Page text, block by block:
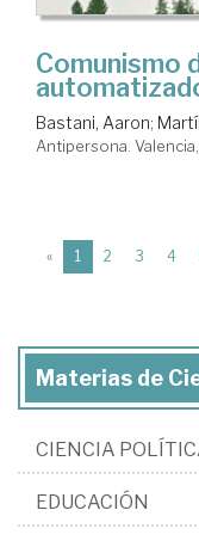
Comunismo
Bastani, Aaron;
Antipersona.
« 1 (current)
2 3 4
Materias de
CIENCIA
EDUCACIÓN